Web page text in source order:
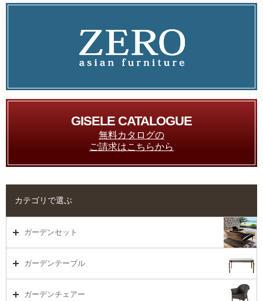
GISELE CATALOGUE
無料カタログの
ご請求はこちらから
カテゴリで選ぶ
ガーデンセット
ガーデンセット（海外在庫）
ガーデンテーブル
ガーデンテーブルTOP
ガーデンチェアー